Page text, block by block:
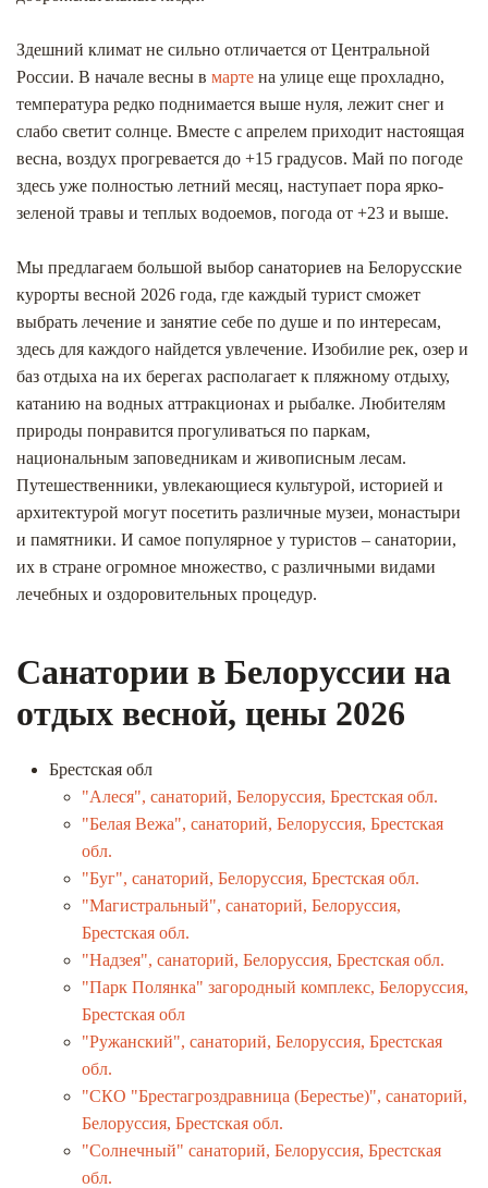
Здешний климат не сильно отличается от Центральной
России. В начале весны в марте на улице еще прохладно,
температура редко поднимается выше нуля, лежит снег и
слабо светит солнце. Вместе с апрелем приходит настоящая
весна, воздух прогревается до +15 градусов. Май по погоде
здесь уже полностью летний месяц, наступает пора ярко-
зеленой травы и теплых водоемов, погода от +23 и выше.
Мы предлагаем большой выбор санаториев на Белорусские
курорты весной 2026 года, где каждый турист сможет
выбрать лечение и занятие себе по душе и по интересам,
здесь для каждого найдется увлечение. Изобилие рек, озер и
баз отдыха на их берегах располагает к пляжному отдыху,
катанию на водных аттракционах и рыбалке. Любителям
природы понравится прогуливаться по паркам,
национальным заповедникам и живописным лесам.
Путешественники, увлекающиеся культурой, историей и
архитектурой могут посетить различные музеи, монастыри
и памятники. И самое популярное у туристов – санатории,
их в стране огромное множество, с различными видами
лечебных и оздоровительных процедур.
Санатории в Белоруссии на
отдых весной, цены 2026
Брестская обл
"Алеся", санаторий, Белоруссия, Брестская обл.
"Белая Вежа", санаторий, Белоруссия, Брестская
обл.
"Буг", санаторий, Белоруссия, Брестская обл.
"Магистральный", санаторий, Белоруссия,
Брестская обл.
"Надзея", санаторий, Белоруссия, Брестская обл.
"Парк Полянка" загородный комплекс, Белоруссия,
Брестская обл
"Ружанский", санаторий, Белоруссия, Брестская
обл.
"СКО "Брестагроздравница (Берестье)", санаторий,
Белоруссия, Брестская обл.
"Солнечный" санаторий, Белоруссия, Брестская
обл.